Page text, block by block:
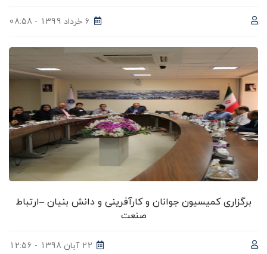
6 خرداد 1399 - 08:58
برگزاری کمیسیون جوانان و کارآفرینی و دانش بنیان –ارتباط
صنعت
22 آبان 1398 - 12:56